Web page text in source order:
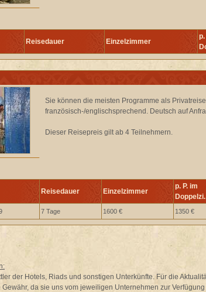
Reisedauer Einzelzimmer
p.
Sie können die meisten Programme als
französisch-/englischsprechend. Deutsch auf
Dieser Reisepreis gilt ab 4 Teilnehmern.
Reisedauer Einzelzimmer
p. P. im
Doppelzi.
7 Tage 1600 € 1350 €
der Hotels, Riads und sonstigen Unterkünfte. Für die
da sie uns vom jeweiligen Unternehmen zur